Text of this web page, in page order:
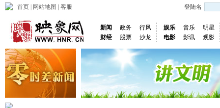
首页 网站地图 客服 登陆名
新闻 政务
行风
财经
股票 沙龙
娱乐 音乐
明星
电影
影讯 观影